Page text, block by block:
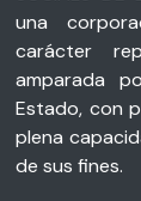
una
carácter
amparada
Estado, con
plena
de sus fines.